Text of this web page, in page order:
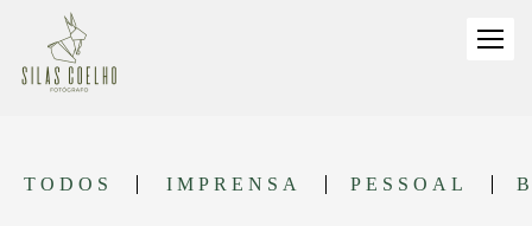
TODOS IMPRENSA PESSOAL